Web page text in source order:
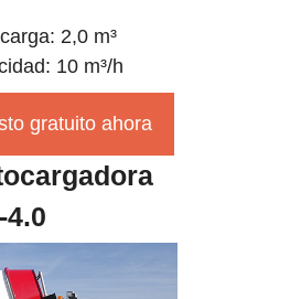
2,0 m³
10 m³/h
gratuito ahora
4.0